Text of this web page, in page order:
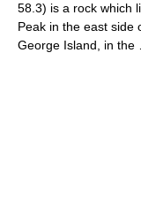
58.3) is a rock which
Peak in the east side
George Island, in